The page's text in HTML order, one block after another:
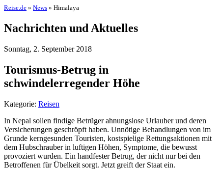
Reise.de » News » Himalaya
Nachrichten und Aktuelles
Sonntag, 2. September 2018
Tourismus-Betrug in
schwindelerregender Höhe
Kategorie: Reisen
In Nepal sollen findige Betrüger ahnungslose Urlauber und deren
Versicherungen geschröpft haben. Unnötige Behandlungen von im
Grunde kerngesunden Touristen, kostspielige Rettungsaktionen mit
dem Hubschrauber in luftigen Höhen, Symptome, die bewusst
provoziert wurden. Ein handfester Betrug, der nicht nur bei den
Betroffenen für Übelkeit sorgt. Jetzt greift der Staat ein.